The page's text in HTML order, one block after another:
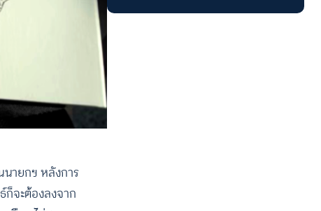
ายกฯ หลังการ
จะต้องลงจาก